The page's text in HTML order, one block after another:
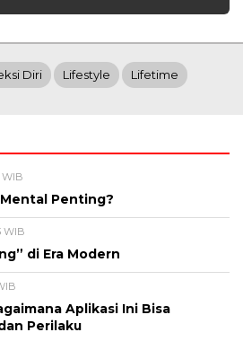
Diri Lifestyle Lifetime
WIB
Penting?
WIB
di Era Modern
Aplikasi Ini Bisa
Perilaku